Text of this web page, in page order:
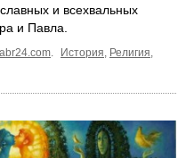
и всехвальных
и Павла.
История Религия